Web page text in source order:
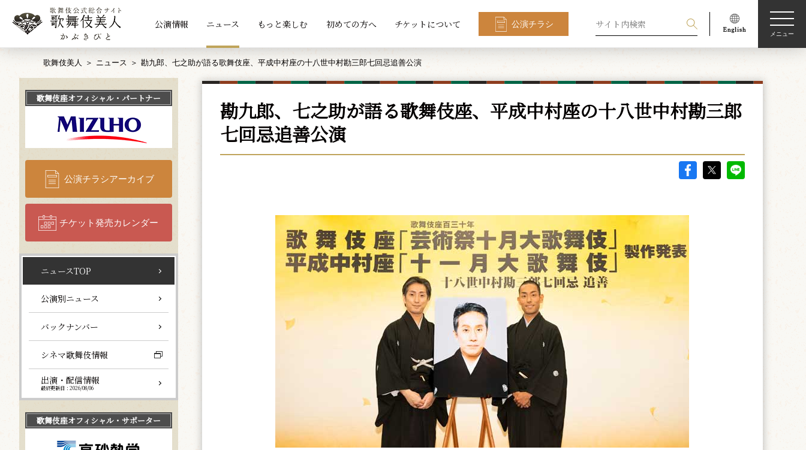
公演情報 ニュース もっと楽しむ 初めての方へ チケットについて 公演チラシ
メニュー
歌舞伎美人 ニュース 勘九郎、七之助が語る歌舞伎座、平成中村座の十八世中村勘三郎七回忌追善公演
勘九郎、七之助が語る歌舞伎座、平成中村座の十八世中村勘三郎
七回忌追善公演
歌舞伎座オフィシャル・パートナー
公演チラシアーカイブ
チケット発売カレンダー
ニュースTOP
公演別ニュース
バックナンバー
シネマ歌舞伎情報
出演・配信情報
最終更新日：2026/08/06
歌舞伎座オフィシャル・サポーター